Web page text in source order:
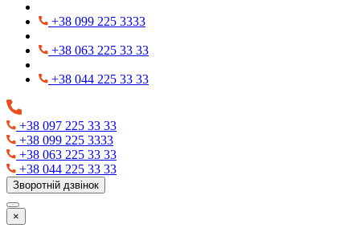
+38 099 225 3333
+38 063 225 33 33
+38 044 225 33 33
+38 097 225 33 33
+38 099 225 3333
+38 063 225 33 33
+38 044 225 33 33
Зворотній дзвінок
×